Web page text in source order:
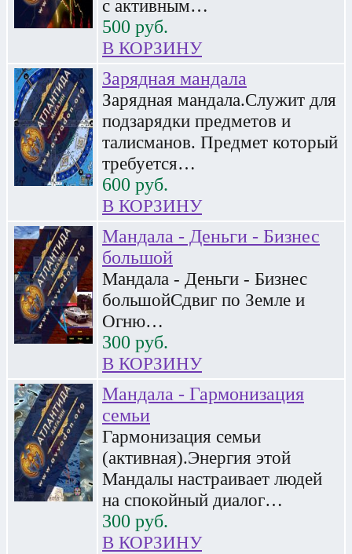
с активным…
500 руб.
В КОРЗИНУ
Зарядная мандала
Зарядная мандала.Служит для
подзарядки предметов и
талисманов. Предмет который
требуется…
600 руб.
В КОРЗИНУ
Мандала - Деньги - Бизнес
большой
Мандала - Деньги - Бизнес
большойСдвиг по Земле и
Огню…
300 руб.
В КОРЗИНУ
Мандала - Гармонизация
семьи
Гармонизация семьи
(активная).Энергия этой
Мандалы настраивает людей
на спокойный диалог…
300 руб.
В КОРЗИНУ